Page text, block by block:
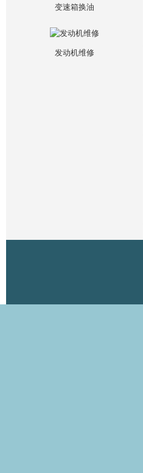
变速箱换油
发动机维修